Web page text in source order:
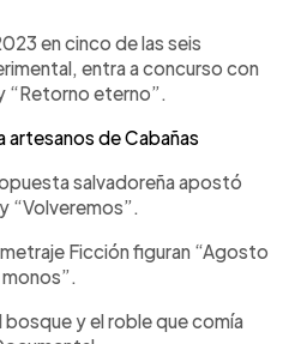
en cinco de las seis
entra a concurso con
“Retorno eterno”.
artesanos de Cabañas
salvadoreña apostó
“Volveremos”.
Ficción figuran “Agosto
bosque y el roble que comía